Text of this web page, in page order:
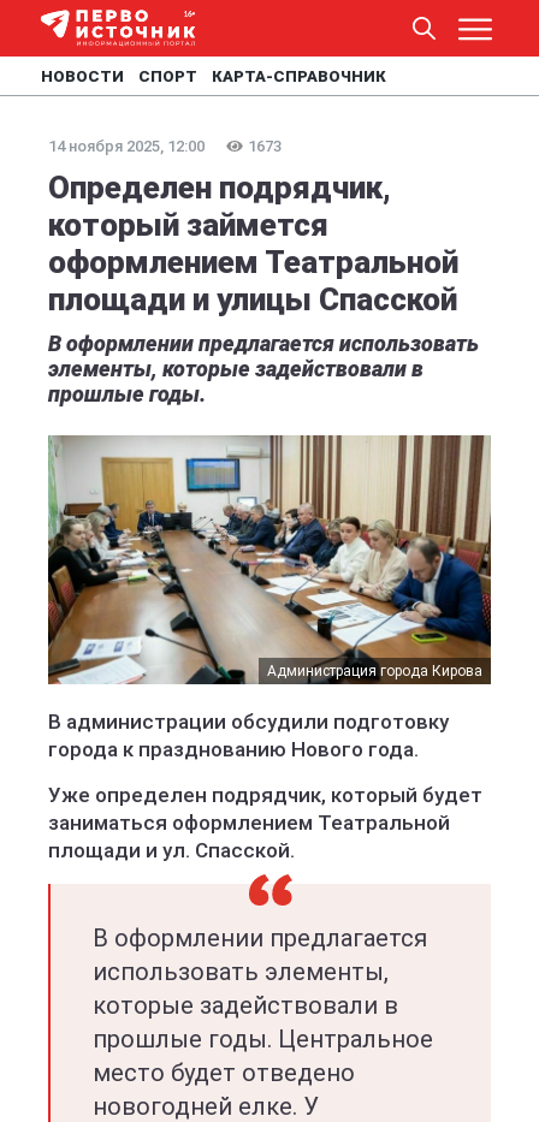
НОВОСТИ СПОРТ КАРТА-СПРАВОЧНИК
14 ноября 2025, 12:00 1673
Определен подрядчик,
который займется
оформлением Театральной
площади и улицы Спасской
В оформлении предлагается использовать
элементы, которые задействовали в
прошлые годы.
Администрация города Кирова
В администрации обсудили подготовку
города к празднованию Нового года.
Уже определен подрядчик, который будет
заниматься оформлением Театральной
площади и ул. Спасской.
В оформлении предлагается
использовать элементы,
которые задействовали в
прошлые годы. Центральное
место будет отведено
новогодней елке. У